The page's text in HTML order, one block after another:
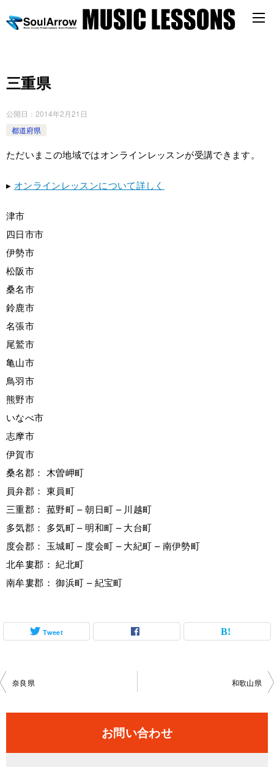
三重県
公開日： 2014年2月21日
都道府県
ただいまこの地域ではオンラインレッスンが受講できます。
▸ オンラインレッスンについて詳しく
津市
四日市市
伊勢市
松阪市
桑名市
鈴鹿市
名張市
尾鷲市
亀山市
鳥羽市
熊野市
いなべ市
志摩市
伊賀市
桑名郡： 木曽岬町
員弁郡： 東員町
三重郡： 菰野町 – 朝日町 – 川越町
多気郡： 多気町 – 明和町 – 大台町
度会郡： 玉城町 – 度会町 – 大紀町 – 南伊勢町
北牟婁郡： 紀北町
南牟婁郡： 御浜町 – 紀宝町
Tweet
投
ビ
奈良県 和歌山県
お問い合わせ